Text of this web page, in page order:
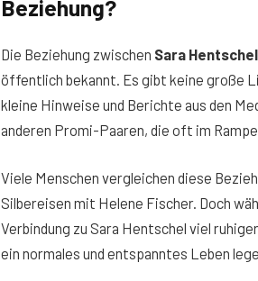
Beziehung?
Die Beziehung zwischen Sara
öffentlich bekannt. Es gibt keine große
kleine Hinweise und Berichte aus den
anderen Promi-Paaren, die oft im
Viele Menschen vergleichen diese
Silbereisen mit Helene Fischer. Doch
Verbindung zu Sara Hentschel viel
ein normales und entspanntes Leben